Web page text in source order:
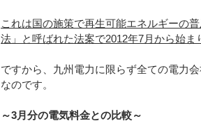
これは国の施策で再生可能エネルギーの
法」と呼ばれた法案で2012年7月から始ま
ですから、九州電力に限らず全ての電力
なのです。
～3月分の電気料金との比較～